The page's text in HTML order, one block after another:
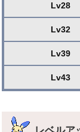
Lv28
Lv32
Lv39
Lv43